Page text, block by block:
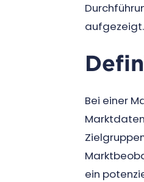
aufgezeigt.
Bei einer
ein